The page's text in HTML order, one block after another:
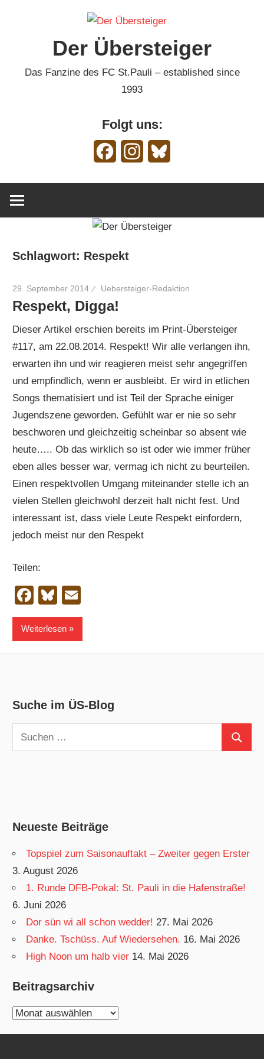
Der Übersteiger
Das Fanzine des FC St.Pauli – established since
1993
Folgt uns:
FacebookInstagram
Schlagwort: Respekt
29. September 2014 Uebersteiger-Redaktion
Respekt, Digga!
Dieser Artikel erschien bereits im Print-Übersteiger
#117, am 22.08.2014. Respekt! Wir alle verlangen ihn,
erwarten ihn und wir reagieren meist sehr angegriffen
und empfindlich, wenn er ausbleibt. Er wird in etlichen
Songs thematisiert und ist Teil der Sprache einiger
Jugendszene geworden. Gefühlt war er nie so sehr
beschworen und gleichzeitig scheinbar so absent wie
heute….. Ob das wirklich so ist oder wie immer früher
eben alles besser war, vermag ich nicht zu beurteilen.
Einen respektvollen Umgang miteinander stelle ich an
vielen Stellen gleichwohl derzeit halt nicht fest. Und
interessant ist, dass viele Leute Respekt einfordern,
jedoch meist nur den Respekt
Teilen:
Facebook
Bluesky
Weiterlesen
Suche im ÜS-Blog
Suchen
nach:
Suchen
Neueste Beiträge
Topspiel zum Saisonauftakt – Zweiter gegen Erster
3. August 2026
1. Runde DFB-Pokal: St. Pauli in die Hafenstraße!
6. Juni 2026
Dor sün wi all schon wedder! 27. Mai 2026
Danke. Tschüss. Auf Wiedersehen. 16. Mai 2026
High Noon um halb vier 14. Mai 2026
Beitragsarchiv
Beitragsarchiv